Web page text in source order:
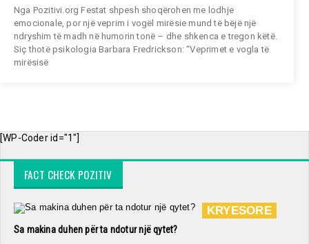
Nga Pozitivi.org Festat shpesh shoqërohen me lodhje
emocionale, por një veprim i vogël mirësie mund të bëjë një
ndryshim të madh në humorin tonë – dhe shkenca e tregon këtë.
Siç thotë psikologia Barbara Fredrickson: “Veprimet e vogla të
mirësisë
[WP-Coder id="1"]
FACT CHECK POZITIV
KRYESORE
Sa makina duhen për ta ndotur një qytet?